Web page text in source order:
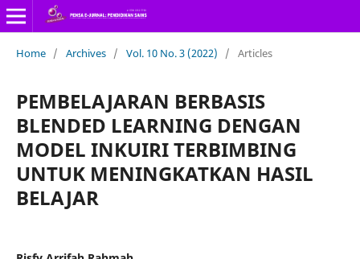
Home / Archives / Vol. 10 No. 3 (2022) / Articles
PEMBELAJARAN BERBASIS
BLENDED LEARNING DENGAN
MODEL INKUIRI TERBIMBING
UNTUK MENINGKATKAN HASIL
BELAJAR